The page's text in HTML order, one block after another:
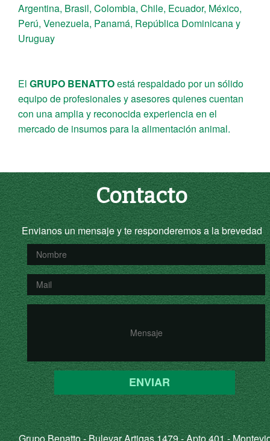
Argentina, Brasil, Colombia, Chile, Ecuador, México,
Perú, Venezuela, Panamá, República Dominicana y
Uruguay
El GRUPO BENATTOestá respaldado por un sólido
equipo de profesionales y asesores quienes cuentan
con una amplia y reconocida experiencia en el
mercado de insumos para la alimentación animal.
Contacto
Envianos un mensaje y te responderemos a la brevedad
ENVIAR
Grupo Benatto - Bulevar Artigas 1479 - Apto 401 -